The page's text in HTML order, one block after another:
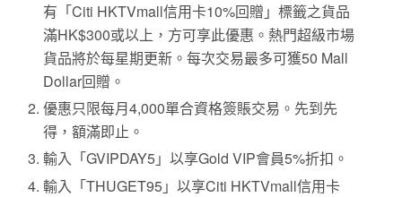
有「Citi HKTVmall信用卡10%回贈」標籤之貨品
滿HK$300或以上，方可享此優惠。熱門超級市場
貨品將於每星期更新。每次交易最多可獲50 Mall
Dollar回贈。
優惠只限每月4,000單合資格簽賬交易。先到先
得，額滿即止。
輸入「GVIPDAY5」以享Gold VIP會員5%折扣。
輸入「THUGET95」以享Citi HKTVmall信用卡